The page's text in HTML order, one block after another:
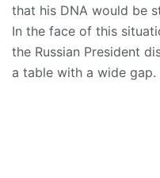
that his DNA would be
In the face of this
the Russian President
a table with a wide gap.